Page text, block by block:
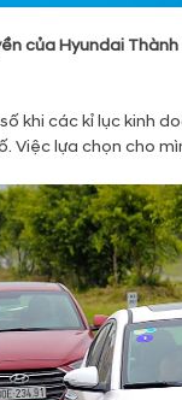
của Hyundai
khi các kỉ lục
lựa chọn cho